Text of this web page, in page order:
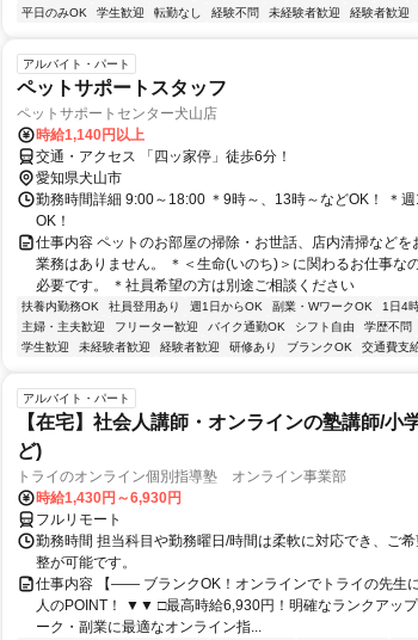
平日のみOK
学生歓迎 転勤なし 経験不問 未経験者歓迎 経験者歓迎
アルバイト・パート
ペットサポートスタッフ
ペットサポートセンター犬山店
時給1,140円以上
交通・アクセス 「四ッ家停」徒歩6分！
愛知県犬山市
勤務時間詳細 9:00～18:00 ＊9時～、13時～などOK！ ＊
OK！
仕事内容 ペットのお部屋の掃除・お世話、店内清掃などを
業務はありません。 ＊＜生命(いのち)＞に関わるお仕事な
必要です。 ＊社員希望の方は別途ご相談ください
扶養内勤務OK 社員登用あり 週1日からOK 副業・WワークOK 1日4
主婦・主夫歓迎
フリーター歓迎 バイク通勤OK シフト自由 学歴不問
学生歓迎
未経験者歓迎 経験者歓迎 研修あり ブランクOK 交通費支
アルバイト・パート
【在宅】社会人講師・オンラインの塾講師/
ど)
トライのオンライン個別指導塾 オンライン事業部
時給1,430円～6,930円
フルリモート
勤務時間 担当科目や勤務曜日/時間は柔軟に対応でき、ご
整が可能です。
仕事内容 【―― ブランクOK！オンラインでトライの先
人のPOINT！ ▼▼ □最高時給6,930円！明確なランクアッ
ーク・副業に最適なオンライン指...